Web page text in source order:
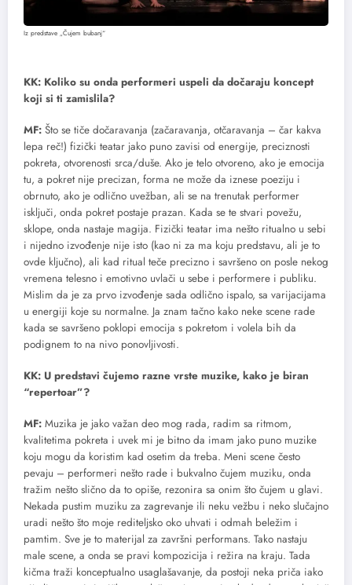
Iz predstave „Čujem bubanj“
KK: Koliko su onda performeri uspeli da dočaraju koncept
koji si ti zamislila?
MF: Što se tiče dočaravanja (začaravanja, otčaravanja – čar kakva
lepa reč!) fizički teatar jako puno zavisi od energije, preciznosti
pokreta, otvorenosti srca/duše. Ako je telo otvoreno, ako je emocija
tu, a pokret nije precizan, forma ne može da iznese poeziju i
obrnuto, ako je odlično uvežban, ali se na trenutak performer
isključi, onda pokret postaje prazan. Kada se te stvari povežu,
sklope, onda nastaje magija. Fizički teatar ima nešto ritualno u sebi
i nijedno izvođenje nije isto (kao ni za ma koju predstavu, ali je to
ovde ključno), ali kad ritual teče precizno i savršeno on posle nekog
vremena telesno i emotivno uvlači u sebe i performere i publiku.
Mislim da je za prvo izvođenje sada odlično ispalo, sa varijacijama
u energiji koje su normalne. Ja znam tačno kako neke scene rade
kada se savršeno poklopi emocija s pokretom i volela bih da
podignem to na nivo ponovljivosti.
KK: U predstavi čujemo razne vrste muzike, kako je biran
“repertoar”?
MF: Muzika je jako važan deo mog rada, radim sa ritmom,
kvalitetima pokreta i uvek mi je bitno da imam jako puno muzike
koju mogu da koristim kad osetim da treba. Meni scene često
pevaju – performeri nešto rade i bukvalno čujem muziku, onda
tražim nešto slično da to opiše, rezonira sa onim što čujem u glavi.
Nekada pustim muziku za zagrevanje ili neku vežbu i neko slučajno
uradi nešto što moje rediteljsko oko uhvati i odmah beležim i
pamtim. Sve je to materijal za završni performans. Tako nastaju
male scene, a onda se pravi kompozicija i režira na kraju. Tada
kičma traži konceptualno usaglašavanje, da postoji neka priča iako